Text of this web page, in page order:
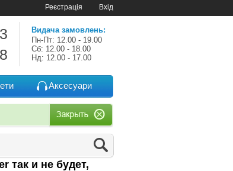
Реєстрація Вхід
Видача замовлень:
Пн-Пт: 12.00 - 19.00
Сб: 12.00 - 18.00
Нд: 12.00 - 17.00
Аксесуари
так и не будет,